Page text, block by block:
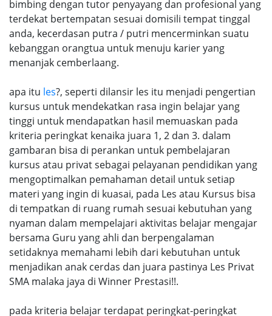
bimbing dengan tutor penyayang dan profesional yang
terdekat bertempatan sesuai domisili tempat tinggal
anda, kecerdasan putra / putri mencerminkan suatu
kebanggan orangtua untuk menuju karier yang
menanjak cemberlaang.
apa itu les?, seperti dilansir les itu menjadi pengertian
kursus untuk mendekatkan rasa ingin belajar yang
tinggi untuk mendapatkan hasil memuaskan pada
kriteria peringkat kenaika juara 1, 2 dan 3. dalam
gambaran bisa di perankan untuk pembelajaran
kursus atau privat sebagai pelayanan pendidikan yang
mengoptimalkan pemahaman detail untuk setiap
materi yang ingin di kuasai, pada Les atau Kursus bisa
di tempatkan di ruang rumah sesuai kebutuhan yang
nyaman dalam mempelajari aktivitas belajar mengajar
bersama Guru yang ahli dan berpengalaman
setidaknya memahami lebih dari kebutuhan untuk
menjadikan anak cerdas dan juara pastinya Les Privat
SMA malaka jaya di Winner Prestasi!!.
pada kriteria belajar terdapat peringkat-peringkat